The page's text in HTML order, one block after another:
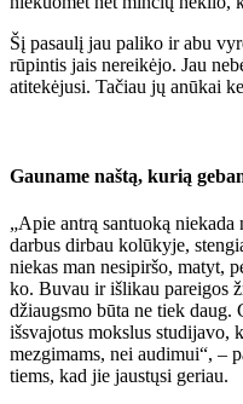
Šį pa­sau­lį jau pa­li­ko ir abu
rū­pin­tis jais ne­rei­kė­jo. Jau
ati­te­kė­ju­si. Ta­čiau jų anū­kai
Gau­na­me naš­tą, ku­rią
„Apie an­trą san­tuo­ką
dar­bus dir­bau ko­lū­ky­je,
nie­kas man ne­si­pir­šo, ma­tyt,
ko. Bu­vau ir iš­li­kau pa­rei­gos
džiaugs­mo bū­ta ne tiek
iš­sva­jo­tus moks­lus stu­di­ja­vo,
mez­gi­mams, nei au­di­mui“, –
tiems, kad jie jaus­tų­si ge­riau.